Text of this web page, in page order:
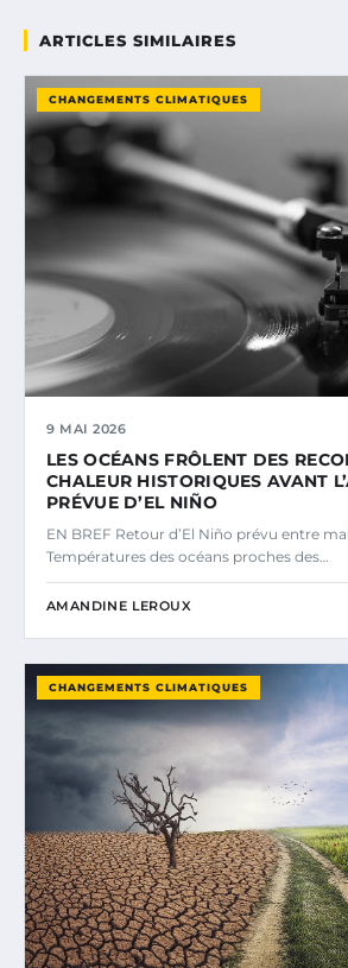
ARTICLES SIMILAIRES
CHANGEMENTS CLIMATIQUES
9 MAI 2026
LES OCÉANS FRÔLENT DES
CHALEUR HISTORIQUES AVANT
PRÉVUE D’EL NIÑO
EN BREF Retour d’El Niño prévu entre
Températures des océans proches des…
AMANDINE LEROUX
CHANGEMENTS CLIMATIQUES